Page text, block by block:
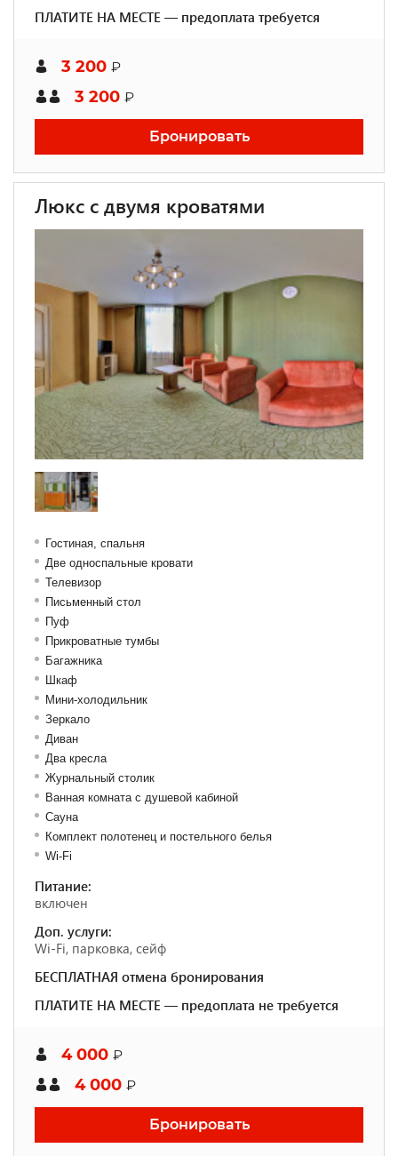
ПЛАТИТЕ НА МЕСТЕ — предоплата требуется
3 200 ₽
3 200 ₽
Бронировать
Люкс с двумя кроватями
Гостиная, спальня
Две односпальные кровати
Телевизор
Письменный стол
Пуф
Прикроватные тумбы
Багажника
Шкаф
Мини-холодильник
Зеркало
Диван
Два кресла
Журнальный столик
Ванная комната с душевой кабиной
Сауна
Комплект полотенец и постельного белья
Wi-Fi
Питание:
включен
Доп. услуги:
Wi-Fi, парковка, сейф
БЕСПЛАТНАЯ отмена бронирования
ПЛАТИТЕ НА МЕСТЕ — предоплата не требуется
4 000 ₽
4 000 ₽
Бронировать